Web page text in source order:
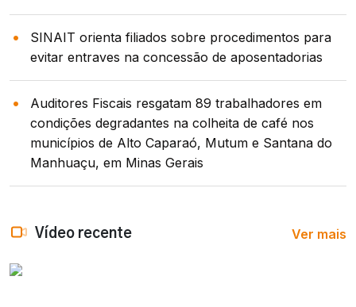
SINAIT orienta filiados sobre procedimentos para
evitar entraves na concessão de aposentadorias
Auditores Fiscais resgatam 89 trabalhadores em
condições degradantes na colheita de café nos
municípios de Alto Caparaó, Mutum e Santana do
Manhuaçu, em Minas Gerais
Vídeo recente Ver mais